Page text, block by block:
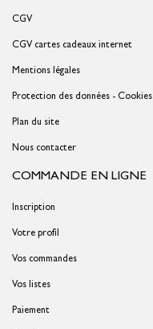
CGV
CGV cartes cadeaux internet
Mentions légales
Protection des données - Cookies
Plan du site
Nous contacter
COMMANDE EN LIGNE
Inscription
Votre profil
Vos commandes
Vos listes
Paiement